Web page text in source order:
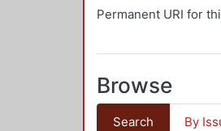
Permanent URI for
Browse
Search By